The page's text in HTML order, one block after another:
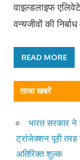
वाइल्डलाइफ
वन्यजीवों की
READ MORE
ताजा खबरें
भारत सरकार ने
ट्रांजेक्शन पूरी
अतिरिक्त शुल्क